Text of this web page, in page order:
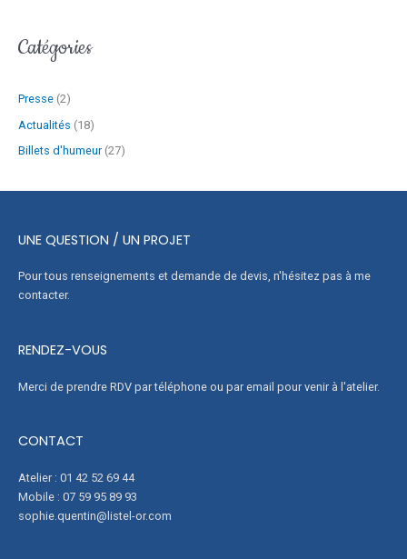
Catégories
Presse (2)
Actualités (18)
Billets d'humeur(27)
UNE QUESTION / UN PROJET
Pour tous renseignements et demande de devis, n'hésitez pas à me
contacter.
RENDEZ-VOUS
Merci de prendre RDV par téléphone ou par email pour venir à l'atelier.
CONTACT
Atelier : 01 42 52 69 44
Mobile : 07 59 95 89 93
sophie.quentin@listel-or.com